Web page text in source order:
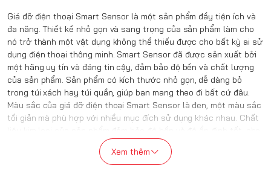
Giá đỡ điện thoại Smart Sensor là một sản phẩm đầy tiện ích và
đa năng. Thiết kế nhỏ gọn và sang trọng của sản phẩm làm cho
nó trở thành một vật dụng không thể thiếu được cho bất kỳ ai sử
dụng điện thoại thông minh. Smart Sensor đã được sản xuất bởi
một hãng uy tín và đáng tin cậy, đảm bảo độ bền và chất lượng
của sản phẩm. Sản phẩm có kích thước nhỏ gọn, dễ dàng bỏ
trong túi xách hay túi quần, giúp bạn mang theo đi bất cứ đâu.
Màu sắc của giá đỡ điện thoại Smart Sensor là đen, một màu sắc
tối giản mà phù hợp với nhiều mục đích sử dụng khác nhau. Chất
phép bạn sử dụng trong thời gian dài mà không lo sản phẩm bị hư
hỏng. Giá đỡ điện thoại Smart Sensor giúp bạn tiết kiệm rất nhiều
thời gian trong việc sử dụng điện thoại thông minh của mình. Bạn
Xem thêm